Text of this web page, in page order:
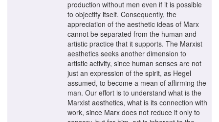
production without men even if it is possible
to objectify itself. Consequently, the
appreciation of the aesthetic ideas of Marx
cannot be separated from the human and
artistic practice that it supports. The Marxist
aesthetics seeks another dimension to
artistic activity, since human senses are not
just an expression of the spirit, as Hegel
assumed, to become a mean of affirming the
man. Our effort is to understand what is the
Marxist aesthetics, what is its connection with
work, since Marx does not reduce it only to